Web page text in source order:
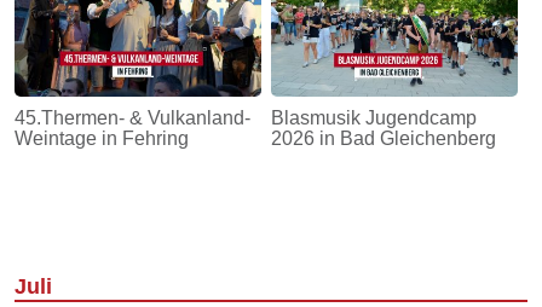
45.Thermen- & Vulkanland-
Weintage in Fehring
Blasmusik Jugendcamp
2026 in Bad Gleichenberg
Juli